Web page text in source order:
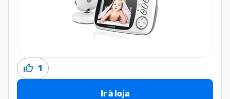
1
Ir à loja